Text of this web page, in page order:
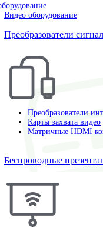
Видео оборудование
Преобразователи
Преобразователи
Карты захвата видео
Матричные HDMI
Беспроводные